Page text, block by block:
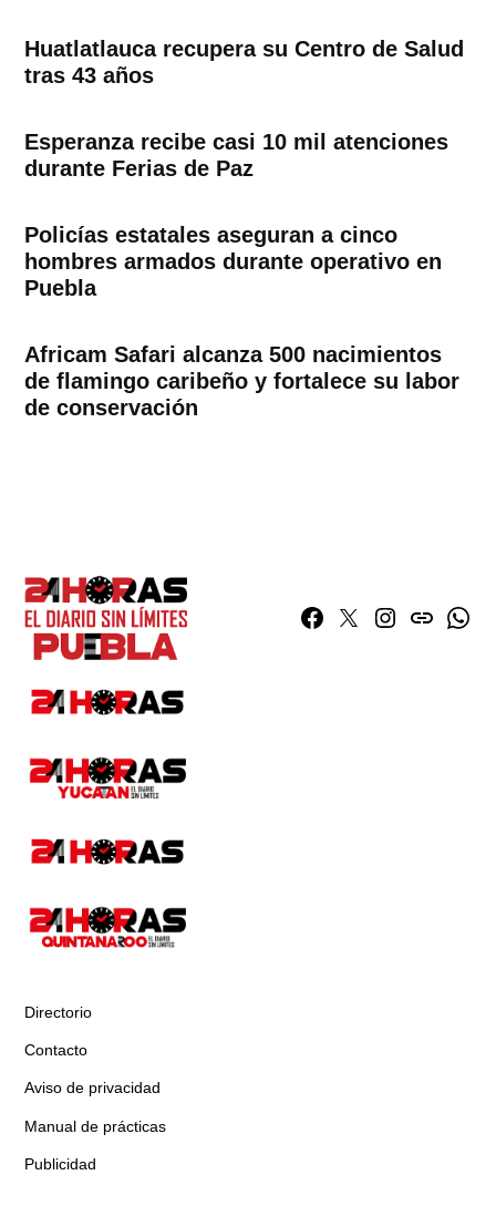
Huatlatlauca recupera su Centro de Salud
tras 43 años
Esperanza recibe casi 10 mil atenciones
durante Ferias de Paz
Policías estatales aseguran a cinco
hombres armados durante operativo en
Puebla
Africam Safari alcanza 500 nacimientos
de flamingo caribeño y fortalece su labor
de conservación
Facebook
TwitterInstagram
issuu
Directorio
Contacto
Aviso de privacidad
Manual de prácticas
Publicidad